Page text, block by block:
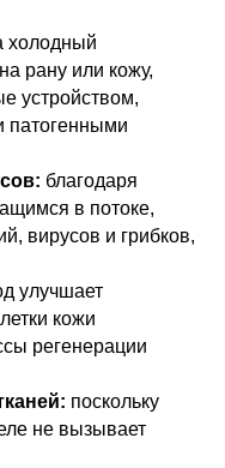
холодный
рану или кожу,
устройством,
патогенными
благодаря
в потоке,
вирусов и грибков,
улучшает
кожи
регенерации
поскольку
не вызывает